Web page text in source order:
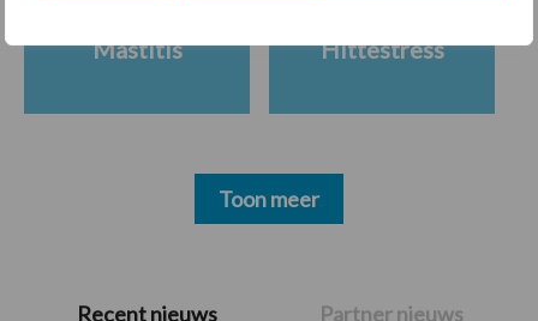
PrimaireRecent nieuws Partner nieuws
Mastitis Hittestress
Toon meer